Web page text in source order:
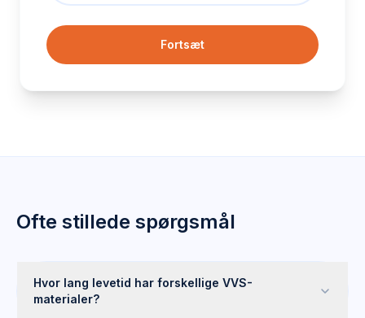
Fortsæt
Ofte stillede spørgsmål
Hvor lang levetid har forskellige VVS-
materialer?